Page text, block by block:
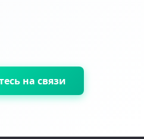
на связи